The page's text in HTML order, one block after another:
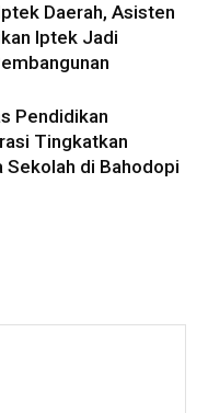
Daerah, Asisten
Iptek Jadi
Pendidikan
Tingkatkan
Sekolah di Bahodopi